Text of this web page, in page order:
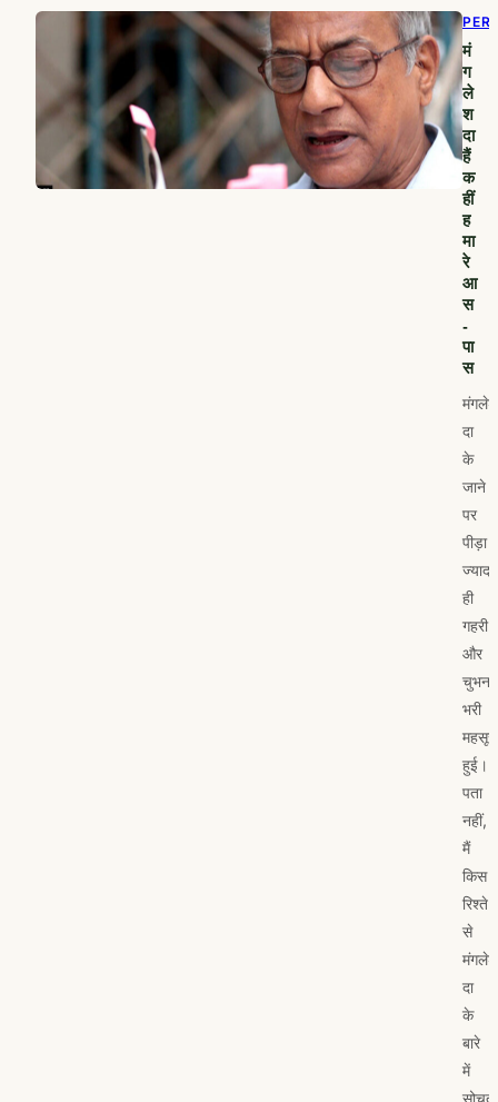
मं
ग
ले
श
दा
हैं
क
हीं
ह
मा
रे
आ
स
-
पा
स
मंगलेश
दा
के
जाने
पर
पीड़ा
ज्यादा
ही
गहरी
और
चुभन
भरी
महसूस
हुई।
पता
नहीं,
मैं
किस
रिश्ते
से
मंगलेश
दा
के
बारे
में
सोचता